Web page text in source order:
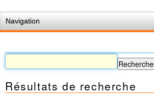
Navigation
Règles du jeu
Permis d'urbanisme
Cartographie
Résultats de recherche